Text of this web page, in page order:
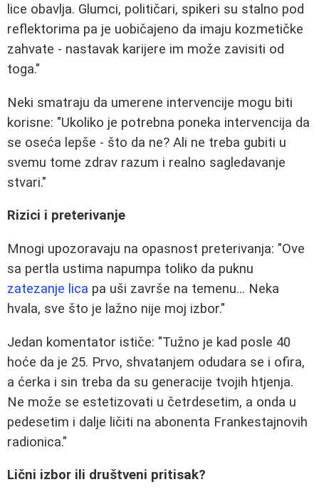
lice obavlja. Glumci, političari, spikeri su stalno pod
reflektorima pa je uobičajeno da imaju kozmetičke
zahvate - nastavak karijere im može zavisiti od
toga."
Neki smatraju da umerene intervencije mogu biti
korisne: "Ukoliko je potrebna poneka intervencija da
se oseća lepše - što da ne? Ali ne treba gubiti u
svemu tome zdrav razum i realno sagledavanje
stvari."
Rizici i preterivanje
Mnogi upozoravaju na opasnost preterivanja: "Ove
sa pertla ustima napumpa toliko da puknu
zatezanje lica pa uši završe na temenu... Neka
hvala, sve što je lažno nije moj izbor."
Jedan komentator ističe: "Tužno je kad posle 40
hoće da je 25. Prvo, shvatanjem odudara se i ofira,
a ćerka i sin treba da su generacije tvojih htjenja.
Ne može se estetizovati u četrdesetim, a onda u
pedesetim i dalje ličiti na abonenta Frankestajnovih
radionica."
Lični izbor ili društveni pritisak?